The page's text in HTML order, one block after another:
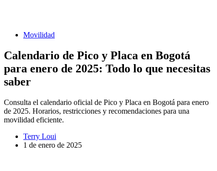
Movilidad
Calendario de Pico y Placa en Bogotá
para enero de 2025: Todo lo que necesitas
saber
Consulta el calendario oficial de Pico y Placa en Bogotá para enero
de 2025. Horarios, restricciones y recomendaciones para una
movilidad eficiente.
Terry Loui
1 de enero de 2025